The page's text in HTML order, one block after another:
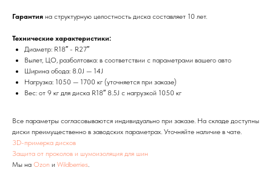
Гарантия на структурную целостность диска составляет 10 лет.
Технические характеристики:
Диаметр: R18″ - R27″
Вылет, ЦО, разболтовка: в соответствии с параметрами вашего авто
Ширина обода: 8.0J — 14J
Нагрузка: 1050 — 1700 кг (уточняется при заказе)
Вес: от 9 кг для диска R18″ 8.5J с нагрузкой 1050 кг
Все параметры согласовываются индивидуально при заказе. На складе доступны
диски преимущественно в заводских параметрах. Уточняйте наличие в чате.
3D-примерка дисков
Защита от проколов и шумоизоляция для шин
Мы на Ozon и Wildberries.